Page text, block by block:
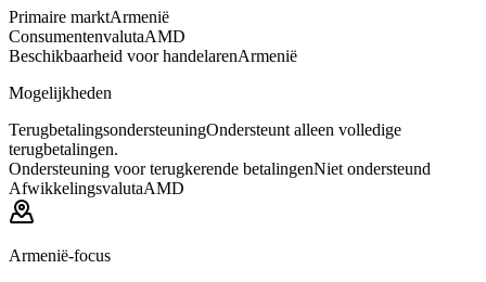
Primaire marktArmenië
ConsumentenvalutaAMD
Beschikbaarheid voor handelarenArmenië
Mogelijkheden
TerugbetalingsondersteuningOndersteunt alleen volledige
terugbetalingen.
Ondersteuning voor terugkerende betalingenNiet ondersteund
AfwikkelingsvalutaAMD
Armenië-focus